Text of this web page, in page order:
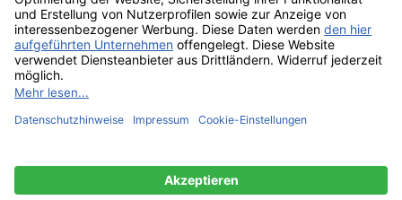
Zahlung & Versand
Impressum AGB
Alle Preise inkl. gesetzl. Mehrwertsteuer zzgl.Versandkosten
und ggf. Nachnahmegebühren, wenn nicht anders angegeben.